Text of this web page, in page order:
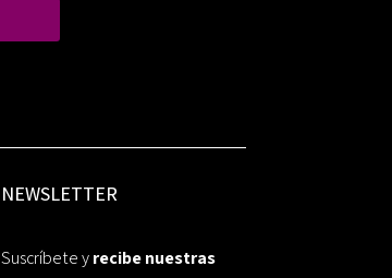
NEWSLETTER
Suscríbete yrecibe nuestras